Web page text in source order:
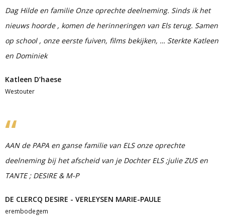
Dag Hilde en familie Onze oprechte deelneming. Sinds ik het
nieuws hoorde , komen de herinneringen van Els terug. Samen
op school , onze eerste fuiven, films bekijken, … Sterkte Katleen
en Dominiek
Katleen D’haese
Westouter
AAN de PAPA en ganse familie van ELS onze oprechte
deelneming bij het afscheid van je Dochter ELS ;julie ZUS en
TANTE ; DESIRE & M-P
DE CLERCQ DESIRE - VERLEYSEN MARIE-PAULE
erembodegem